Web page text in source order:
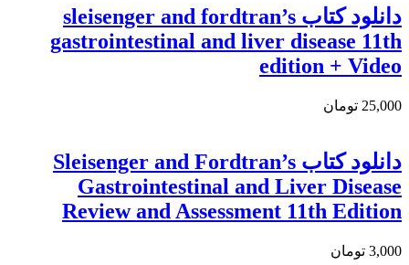
دانلود کتاب sleisenger and fordtran’s
gastrointestinal and liver disease 11th
edition + Video
25,000 تومان
دانلود كتاب Sleisenger and Fordtran’s
Gastrointestinal and Liver Disease
Review and Assessment 11th Edition
3,000 تومان